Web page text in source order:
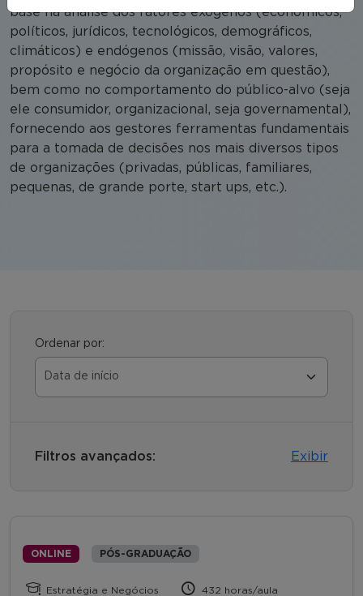
base na análise dos fatores exógenos (econômicos,
políticos, jurídicos, tecnológicos, demográficos,
climáticos) e endógenos (missão, visão, valores,
propósito e negócio da organização em questão),
bem como no comportamento do público-alvo (seja
ele consumidor, organizacional, seja governamental),
fornecendo aos gestores ferramentas fundamentais
para a tomada de decisões nos mais diversos tipos
de organizações (privadas, públicas, familiares,
pequenas, de grande porte, start ups, etc.).
Ordenar por:
Filtros avançados: Exibir
ONLINE PÓS-GRADUAÇÃO
Estratégia e Negócios 432 horas/aula